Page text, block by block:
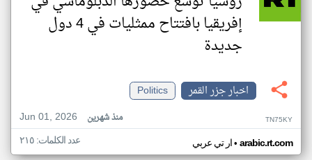
إفريقيا بافتتاح ممثليات في 4 دول
جديدة
اخبار جزر القمر
Politics
Jun 01, 2026
منذ شهرين TN75KY
ار تي عربي• arabic.rt.com عدد الكلمات: ٢١٥